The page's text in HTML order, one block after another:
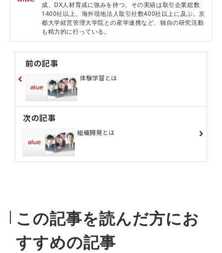
成、DX人材育成に強みを持つ。その実績は取引企業総数
1400社以上、海外現地法人取引社数400社以上に及ぶ。京
都大学経営管理大学院との産学連携など、独自の研究活動
も精力的に行っている。
前の記事
体験学習とは
次の記事
組織開発とは
この記事を読んだ方にお
すすめの記事